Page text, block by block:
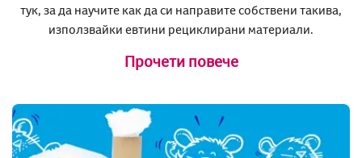
тук, за да научите как да си направите собствени такива,
използвайки евтини рециклирани материали.
Прочети повече